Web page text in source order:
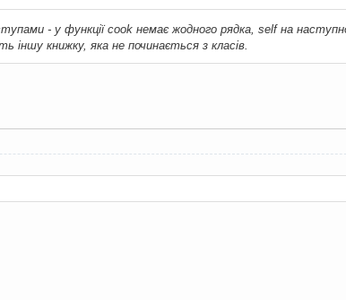
- у функції cook немає жодного рядка, self на
іншу книжку, яка не починається з класів.